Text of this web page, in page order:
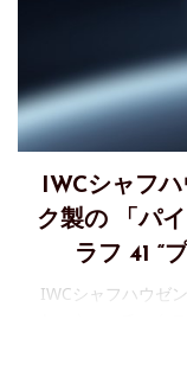
IWCシャフ
ク製の 「パ
ラフ 41 “
IWCシャフハウゼ
IWCシャフハウゼ